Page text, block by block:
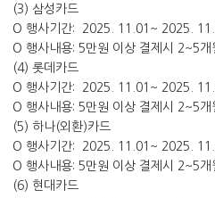
(3) 삼성카드
O 행사기간: 2025. 11.01~ 2025.
O 행사내용: 5만원 이상 결제시 2~5개
(4) 롯데카드
O 행사기간: 2025. 11.01~ 2025.
O 행사내용: 5만원 이상 결제시 2~5개
(5) 하나(외환)카드
O 행사기간: 2025. 11.01~ 2025.
O 행사내용: 5만원 이상 결제시 2~5개
(6) 현대카드